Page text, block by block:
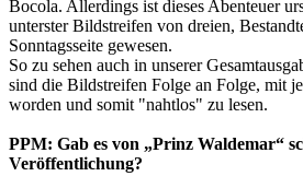
Bocola. Allerdings ist dieses Abenteuer
unterster Bildstreifen von dreien,
Sonntagsseite gewesen.
So zu sehen auch in unserer
sind die Bildstreifen Folge an Folge, mit
worden und somit "nahtlos" zu lesen.
PPM: Gab es von „Prinz Waldemar“
Veröffentlichung?